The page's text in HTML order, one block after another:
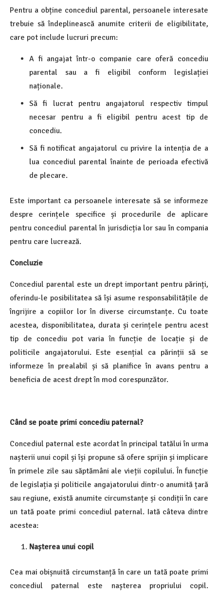
Pentru a obține concediul parental, persoanele interesate
trebuie să îndeplinească anumite criterii de eligibilitate,
care pot include lucruri precum:
A fi angajat într-o companie care oferă concediu
parental sau a fi eligibil conform legislației
naționale.
Să fi lucrat pentru angajatorul respectiv timpul
necesar pentru a fi eligibil pentru acest tip de
concediu.
Să fi notificat angajatorul cu privire la intenția de a
lua concediul parental înainte de perioada efectivă
de plecare.
Este important ca persoanele interesate să se informeze
despre cerințele specifice și procedurile de aplicare
pentru concediul parental în jurisdicția lor sau în compania
pentru care lucrează.
Concluzie
Concediul parental este un drept important pentru părinți,
oferindu-le posibilitatea să își asume responsabilitățile de
îngrijire a copiilor lor în diverse circumstanțe. Cu toate
acestea, disponibilitatea, durata și cerințele pentru acest
tip de concediu pot varia în funcție de locație și de
politicile angajatorului. Este esențial ca părinții să se
informeze în prealabil și să planifice în avans pentru a
beneficia de acest drept în mod corespunzător.
Când se poate primi concediu paternal?
Concediul paternal este acordat în principal tatălui în urma
nașterii unui copil și își propune să ofere sprijin și implicare
în primele zile sau săptămâni ale vieții copilului. În funcție
de legislația și politicile angajatorului dintr-o anumită țară
sau regiune, există anumite circumstanțe și condiții în care
un tată poate primi concediul paternal. Iată câteva dintre
acestea:
Nașterea unui copil
Cea mai obișnuită circumstanță în care un tată poate primi
concediul paternal este nașterea propriului copil.